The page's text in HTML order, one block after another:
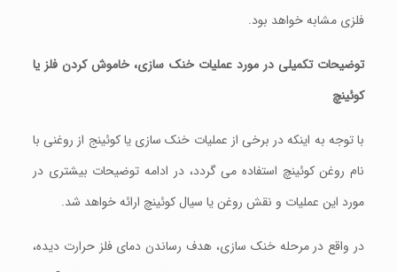
فلزی مشابه خواهد بود.
توضیحات تکمیلی در مورد عملیات خنک سازی، خاموش کردن فلز یا
کوئینچ
با توجه به اینکه در برخی از عملیات خنک سازی یا کوئینج از روغنی با
نام روغن کوئینچ استفاده می گردد، در ادامه توضیحات بیشتری در
مورد این عملیات و نقش روغن یا سیال کوئینچ ارائه خواهد شد.
در واقع در مرحله خنک‌ سازی، هدف رساندن دمای فلز حرارت دیده،